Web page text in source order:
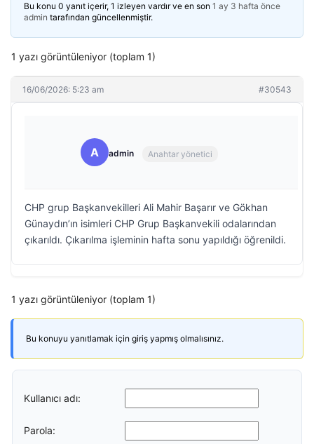
Bu konu 0 yanıt içerir, 1 izleyen vardır ve en son 1 ay 3 hafta önce
admin tarafından güncellenmiştir.
1 yazı görüntüleniyor (toplam 1)
16/06/2026: 5:23 am #30543
A admin Anahtar yönetici
CHP grup Başkanvekilleri Ali Mahir Başarır ve Gökhan
Günaydın’ın isimleri CHP Grup Başkanvekili odalarından
çıkarıldı. Çıkarılma işleminin hafta sonu yapıldığı öğrenildi.
1 yazı görüntüleniyor (toplam 1)
Bu konuyu yanıtlamak için giriş yapmış olmalısınız.
Kullanıcı adı:
Parola: